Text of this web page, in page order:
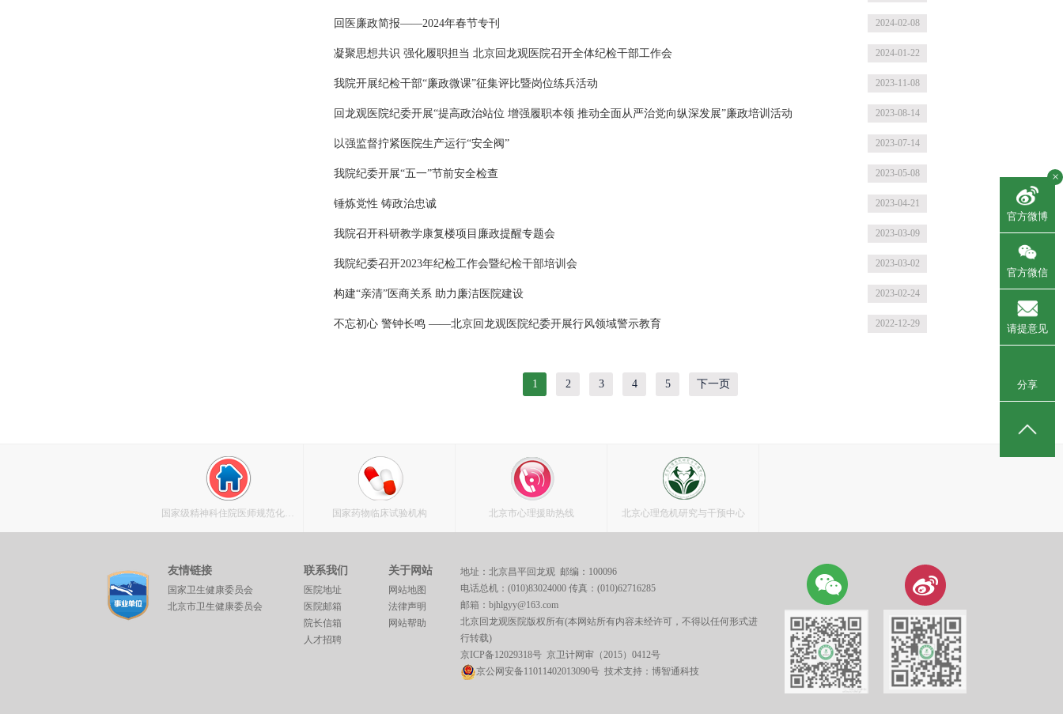
回医廉政简报——2024年春节专刊 2024-02-08
凝聚思想共识 强化履职担当 北京回龙观医院召开全体纪检干部工作会 2024-01-22
我院开展纪检干部“廉政微课”征集评比暨岗位练兵活动 2023-11-08
回龙观医院纪委开展“提高政治站位 增强履职本领 推动全面从严治党向纵深发展”廉政培训活动 2023-08-14
以强监督拧紧医院生产运行“安全阀” 2023-07-14
我院纪委开展“五一”节前安全检查 2023-05-08
锤炼党性 铸政治忠诚 2023-04-21
我院召开科研教学康复楼项目廉政提醒专题会 2023-03-09
我院纪委召开2023年纪检工作会暨纪检干部培训会 2023-03-02
构建“亲清”医商关系 助力廉洁医院建设 2023-02-24
不忘初心 警钟长鸣 ——北京回龙观医院纪委开展行风领域警示教育 2022-12-29
1 2 3 4 5 下一页
国家级精神科住院医师规范化培
国家药物临床试验机构 北京市心理援助热线 北京心理危机研究与干预中心
友情链接
国家卫生健康委员会
北京市卫生健康委员会
联系我们
医院地址
医院邮箱
院长信箱
人才招聘
关于网站
网站地图
法律声明
网站帮助
地址：北京昌平回龙观 邮编：100096
电话总机：(010)83024000 传真：(010)62716285
邮箱：bjhlgyy@163.com
北京回龙观医院版权所有(本网站所有内容未经许可，不得以任何形式进
行转载)
京ICP备12029318号 京卫计网审（2015）0412号
京公网安备11011402013090号 技术支持： 博智通科技
×
官方微博
官方微信
请提意见
分享